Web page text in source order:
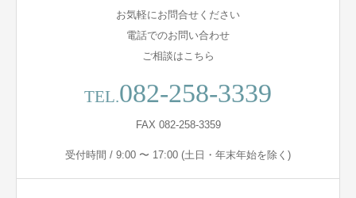
お気軽にお問合せください
電話でのお問い合わせ
ご相談はこちら
TEL.082-258-3339
FAX 082-258-3359
受付時間 / 9:00 〜 17:00 (土日・年末年始を除く)